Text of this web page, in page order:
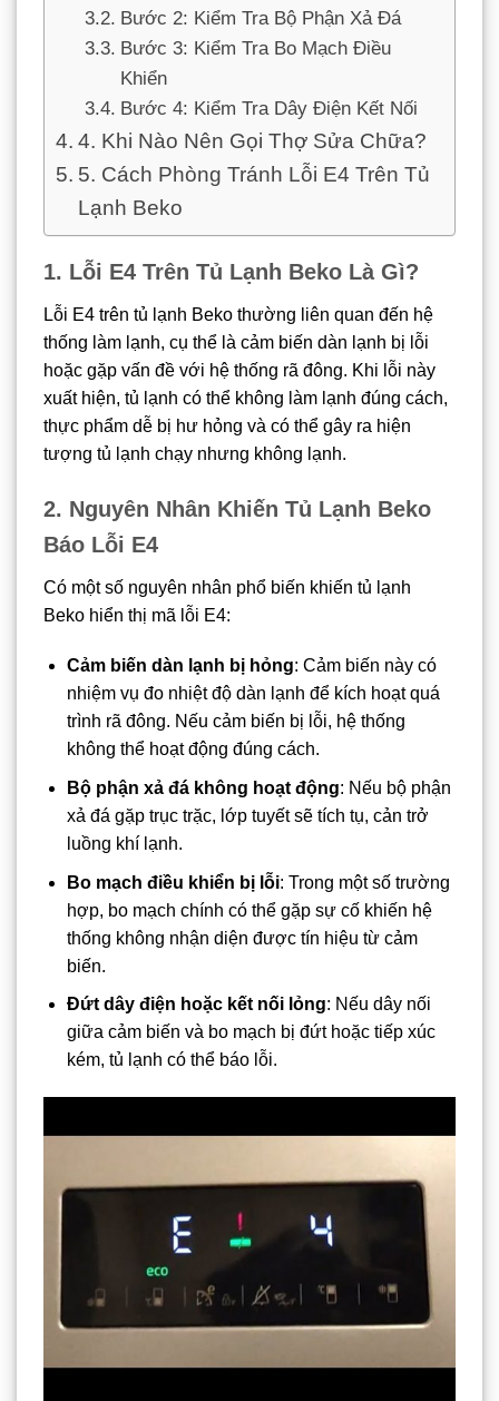
Bước 2: Kiểm Tra Bộ Phận Xả Đá
Bước 3: Kiểm Tra Bo Mạch Điều
Khiển
Bước 4: Kiểm Tra Dây Điện Kết Nối
4. Khi Nào Nên Gọi Thợ Sửa Chữa?
5. Cách Phòng Tránh Lỗi E4 Trên Tủ
Lạnh Beko
1. Lỗi E4 Trên Tủ Lạnh Beko Là Gì?
Lỗi E4 trên tủ lạnh Beko thường liên quan đến hệ
thống làm lạnh, cụ thể là cảm biến dàn lạnh bị lỗi
hoặc gặp vấn đề với hệ thống rã đông. Khi lỗi này
xuất hiện, tủ lạnh có thể không làm lạnh đúng cách,
thực phẩm dễ bị hư hỏng và có thể gây ra hiện
tượng tủ lạnh chạy nhưng không lạnh.
2. Nguyên Nhân Khiến Tủ Lạnh Beko
Báo Lỗi E4
Có một số nguyên nhân phổ biến khiến tủ lạnh
Beko hiển thị mã lỗi E4:
Cảm biến dàn lạnh bị hỏng: Cảm biến này có
nhiệm vụ đo nhiệt độ dàn lạnh để kích hoạt quá
trình rã đông. Nếu cảm biến bị lỗi, hệ thống
không thể hoạt động đúng cách.
Bộ phận xả đá không hoạt động: Nếu bộ phận
xả đá gặp trục trặc, lớp tuyết sẽ tích tụ, cản trở
luồng khí lạnh.
Bo mạch điều khiển bị lỗi: Trong một số trường
hợp, bo mạch chính có thể gặp sự cố khiến hệ
thống không nhận diện được tín hiệu từ cảm
biến.
Đứt dây điện hoặc kết nối lỏng: Nếu dây nối
giữa cảm biến và bo mạch bị đứt hoặc tiếp xúc
kém, tủ lạnh có thể báo lỗi.